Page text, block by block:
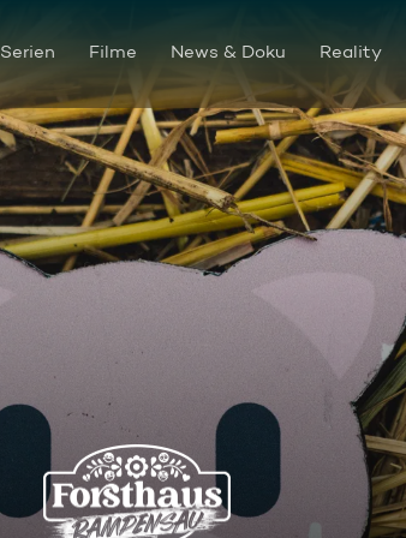
Serien Filme News & Doku Reality
Showdown im